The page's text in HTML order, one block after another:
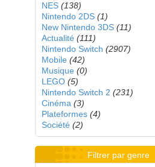
NES (138)
Nintendo 2DS (1)
New Nintendo 3DS (11)
Actualité (111)
Nintendo Switch (2907)
Mobile (42)
Musique (0)
LEGO (5)
Nintendo Switch 2 (231)
Cinéma (3)
Plateformes (4)
Société (2)
Filtrer par genre